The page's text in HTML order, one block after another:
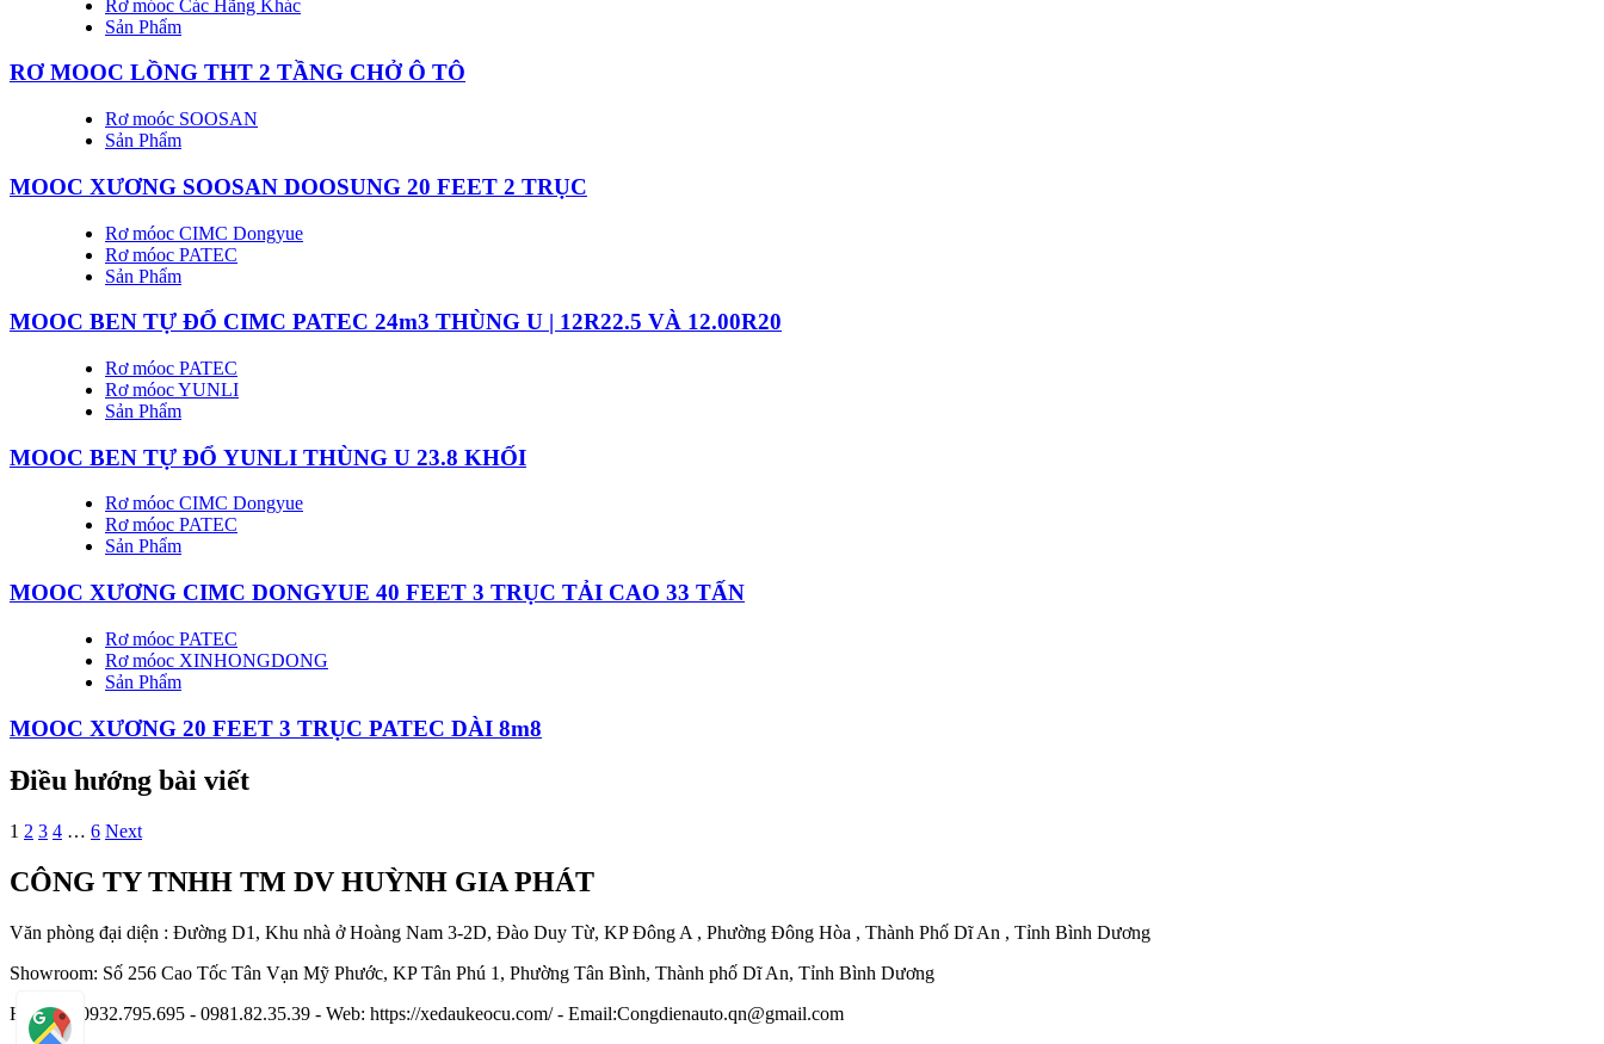
Rơ móoc Các Hãng Khác
Sản Phẩm
RƠ MOOC LỒNG THT 2 TẦNG CHỞ Ô TÔ
Rơ moóc SOOSAN
Sản Phẩm
MOOC XƯƠNG SOOSAN DOOSUNG 20 FEET 2 TRỤC
Rơ móoc CIMC Dongyue
Rơ móoc PATEC
Sản Phẩm
MOOC BEN TỰ ĐỔ CIMC PATEC 24m3 THÙNG U | 12R22.5 VÀ 12.00R20
Rơ móoc PATEC
Rơ móoc YUNLI
Sản Phẩm
MOOC BEN TỰ ĐỔ YUNLI THÙNG U 23.8 KHỐI
Rơ móoc CIMC Dongyue
Rơ móoc PATEC
Sản Phẩm
MOOC XƯƠNG CIMC DONGYUE 40 FEET 3 TRỤC TẢI CAO 33 TẤN
Rơ móoc PATEC
Rơ móoc XINHONGDONG
Sản Phẩm
MOOC XƯƠNG 20 FEET 3 TRỤC PATEC DÀI 8m8
Điều hướng bài viết
1 2 3 4 … 6 Next
CÔNG TY TNHH TM DV HUỲNH GIA PHÁT
Văn phòng đại diện : Đường D1, Khu nhà ở Hoàng Nam 3-2D, Đào Duy Từ, KP Đông A , Phường Đông Hòa , Thành Phố Dĩ An , Tỉnh Bình Dương
Showroom: Số 256 Cao Tốc Tân Vạn Mỹ Phước, KP Tân Phú 1, Phường Tân Bình, Thành phố Dĩ An, Tỉnh Bình Dương
Hotline : 0932.795.695 - 0981.82.35.39 - Web: https://xedaukeocu.com/ - Email:Congdienauto.qn@gmail.com